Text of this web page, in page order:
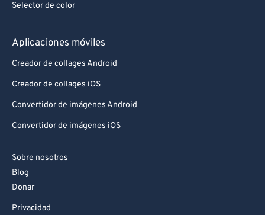
Selector de color
Aplicaciones móviles
Creador de collages Android
Creador de collages iOS
Convertidor de imágenes Android
Convertidor de imágenes iOS
Sobre nosotros
Blog
Donar
Privacidad